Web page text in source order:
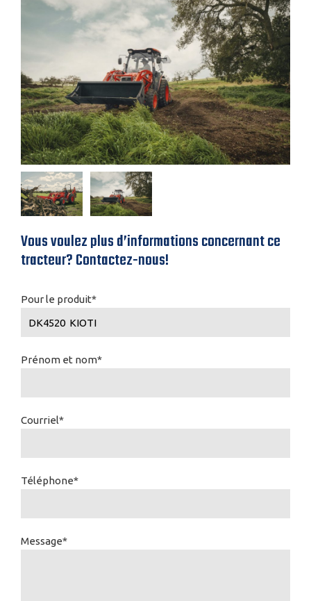
Vous voulez plus d’informations concernant ce
tracteur? Contactez-nous!
Pour le produit*
Prénom et nom*
Courriel*
Téléphone*
Message*